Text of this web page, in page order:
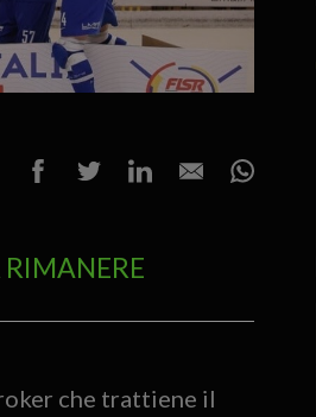
che trattiene il